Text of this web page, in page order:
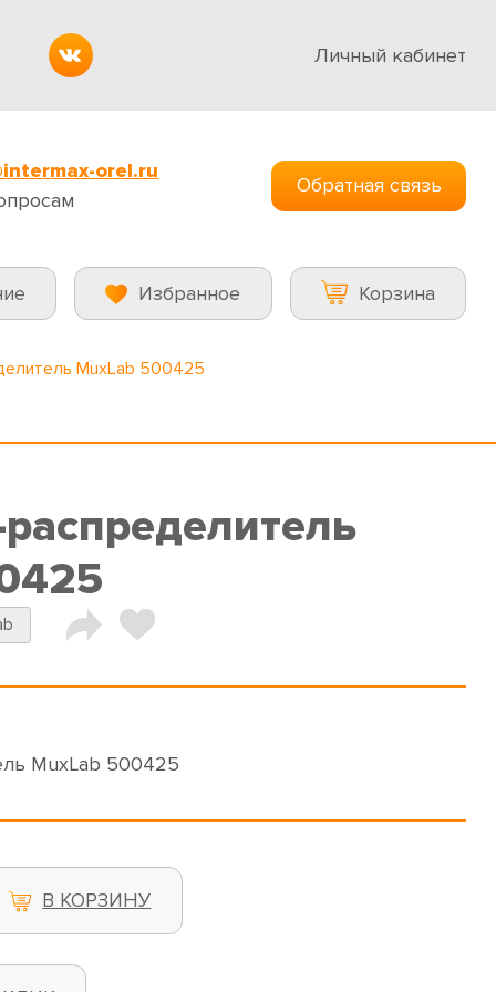
Личный кабинет
orel.ru
Обратная связь
Избранное Корзина
MuxLab 500425
MuxLab 500425
В КОРЗИНУ